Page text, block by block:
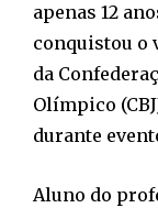
apenas 12
conquistou o
da
Olímpico
durante
Aluno do